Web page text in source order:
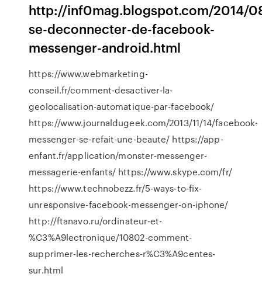
http://inf0mag.blogspot.com/2014/
se-deconnecter-de-facebook-
messenger-android.html
https://www.webmarketing-
conseil.fr/comment-desactiver-la-
geolocalisation-automatique-par-facebook/
https://www.journaldugeek.com/2013/11/14/facebook-
messenger-se-refait-une-beaute/ https://app-
enfant.fr/application/monster-messenger-
messagerie-enfants/ https://www.skype.com/fr/
https://www.technobezz.fr/5-ways-to-fix-
unresponsive-facebook-messenger-on-iphone/
http://ftanavo.ru/ordinateur-et-
%C3%A9lectronique/10802-comment-
supprimer-les-recherches-r%C3%A9centes-
sur.html